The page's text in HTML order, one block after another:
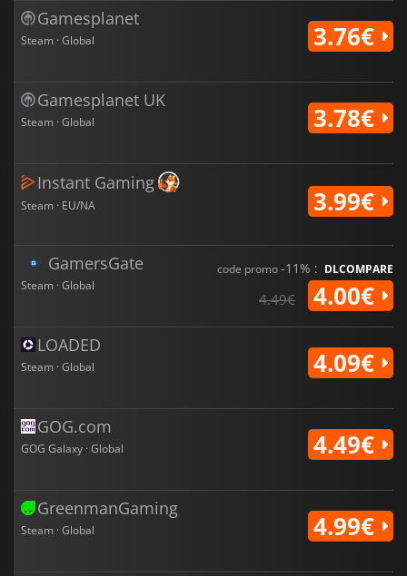
Gamesplanet
Steam · Global 3.76€
Gamesplanet UK
Steam · Global 3.78€
Instant Gaming
Steam · EU/NA 3.99€
GamersGate
Steam · Global
code promo-11% : DLCOMPARE
4.49€ 4.00€
LOADED
Steam · Global 4.09€
GOG.com
GOG Galaxy · Global 4.49€
GreenmanGaming
Steam · Global 4.99€